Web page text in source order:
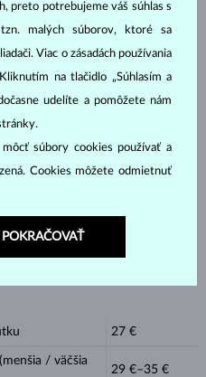
do 60 dní od
zadarmo
po lehote 60
18€
náramku
náhrdelníka –44 €
42-45 cm 35€
retiazky iného
karabíny)
27 €
/ väčšia
29 €–⁠35 €
preto potrebujeme váš súhlas s
malých súborov, ktoré sa
Viac o zásadách používania
na tlačidlo „Súhlasím a
udelíte a pomôžete nám
súbory cookies používať a
Cookies môžete odmietnuť